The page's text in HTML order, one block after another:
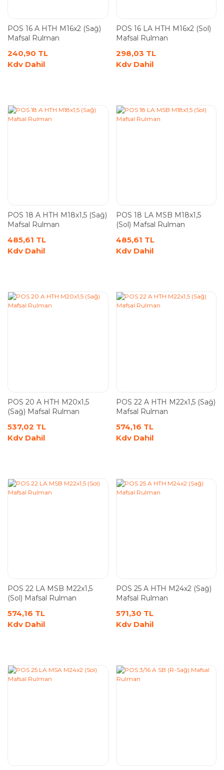
POS 16 A HTH M16x2 (Sağ)
Mafsal Rulman
240,90 TL
Kdv Dahil
POS 16 LA HTH M16x2 (Sol)
Mafsal Rulman
298,03 TL
Kdv Dahil
POS 18 A HTH M18x1,5 (Sağ)
Mafsal Rulman
485,61 TL
Kdv Dahil
POS 18 LA MSB M18x1,5
(Sol) Mafsal Rulman
485,61 TL
Kdv Dahil
POS 20 A HTH M20x1,5
(Sağ) Mafsal Rulman
537,02 TL
Kdv Dahil
POS 22 A HTH M22x1,5 (Sağ)
Mafsal Rulman
574,16 TL
Kdv Dahil
POS 22 LA MSB M22x1,5
(Sol) Mafsal Rulman
574,16 TL
Kdv Dahil
POS 25 A HTH M24x2 (Sağ)
Mafsal Rulman
571,30 TL
Kdv Dahil